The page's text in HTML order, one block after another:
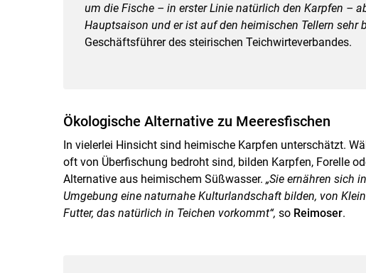
um die Fische – in erster Linie natürlich den Karpfen –
Hauptsaison und er ist auf den heimischen Tellern sehr
Geschäftsführer des steirischen Teichwirteverbandes.
Ökologische Alternative zu Meeresfischen
In vielerlei Hinsicht sind heimische Karpfen unterschätzt.
oft von Überfischung bedroht sind, bilden Karpfen, Forelle
Alternative aus heimischem Süßwasser. „Sie ernähren sich
Umgebung eine naturnahe Kulturlandschaft bilden, von
Futter, das natürlich in Teichen vorkommt“, so Reimoser.